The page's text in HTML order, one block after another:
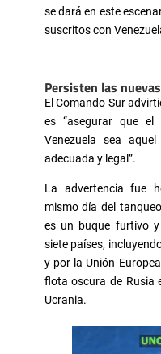
se dará en este
suscritos con
Persisten las
El Comando Sur
es “asegurar que
Venezuela sea
adecuada y legal”.
La advertencia fue
mismo día del
es un buque furtivo
siete países,
y por la Unión
flota oscura de Rusia
Ucrania.